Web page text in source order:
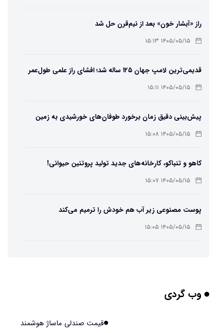
راز «آبشار خون» بعد از نیم‌قرن حل شد
۱۴۰۵/۰۵/۱۵ ۱۵:۱۳
قدیمی‌ترین لامپ جهان ۱۲۵ ساله شد؛ افشای راز علمی طول‌عمر
لامپ سنتنیال
۱۴۰۵/۰۵/۱۵ ۱۵:۱۱
پیش‌بینی دقیق زمان برخورد طوفان‌های خورشیدی به زمین
ممکن شد
۱۴۰۵/۰۵/۱۵ ۱۵:۰۸
کاهو و تنباکو، کارخانه‌های جدید تولید پروتئین حیوانی!
۱۴۰۵/۰۵/۱۵ ۱۵:۰۷
پوست مصنوعی زیر آب هم خودش را ترمیم می‌کند
۱۴۰۵/۰۵/۱۵ ۱۵:۰۵
برنج فضایی چین به مرحله برداشت رسید
وب گردی
قیمت صندلی ماساژ هوشمند